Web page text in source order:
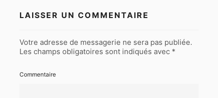
LAISSER UN COMMENTAIRE
Votre adresse de messagerie ne sera pas publiée.
Les champs obligatoires sont indiqués avec *
Commentaire